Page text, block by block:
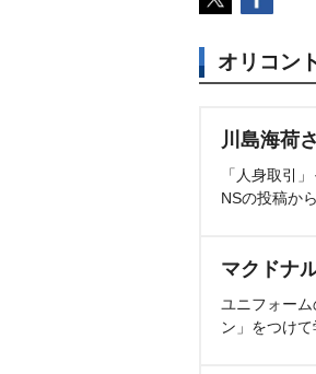
オリコン
川島海荷
「人身取引
NSの投稿か
マクドナ
ユニフォー
ン」をつけ